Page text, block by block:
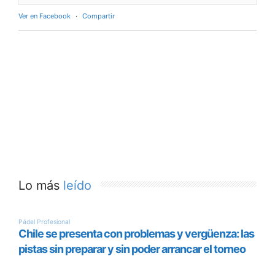
Ver en Facebook · Compartir
Lo más leído